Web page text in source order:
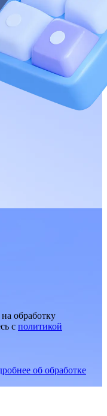
обработку
c политикой
об обработке